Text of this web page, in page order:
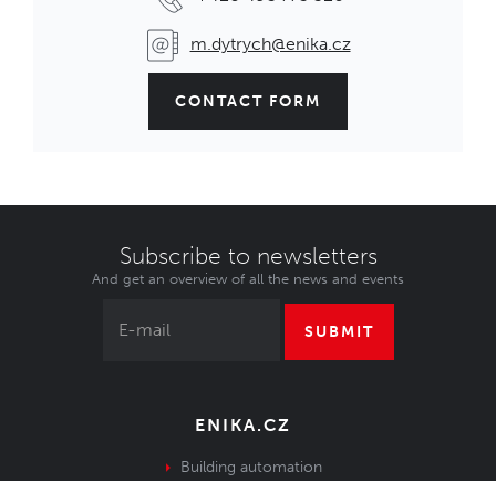
m.dytrych@enika.cz
CONTACT FORM
Subscribe to newsletters
And get an overview of all the news and events
SUBMIT
ENIKA.CZ
Building automation